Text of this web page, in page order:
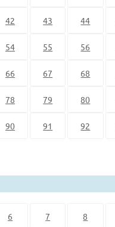
42 43 44
54 55 56
66 67 68
78 79 80
90 91 92
6 7 8